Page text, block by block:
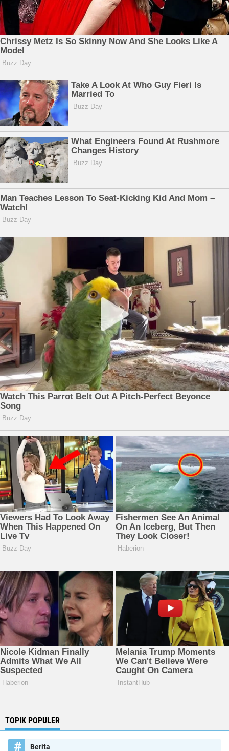
TOPIK POPULER
Berita